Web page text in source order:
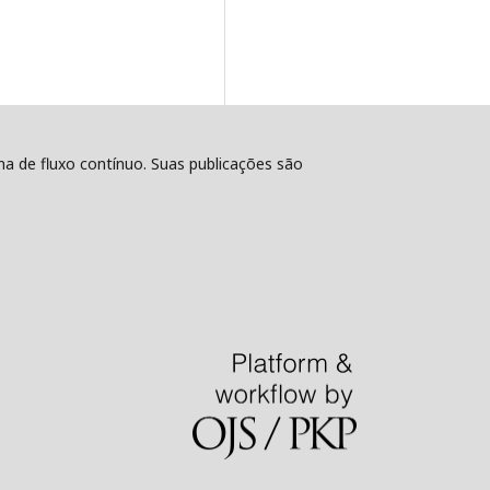
de fluxo contínuo. Suas publicações são